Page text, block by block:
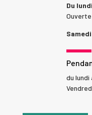
Du
Ouverte
Samedi
du lundi